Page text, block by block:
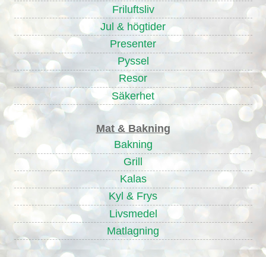
Friluftsliv
Jul & högtider
Presenter
Pyssel
Resor
Säkerhet
Mat & Bakning
Bakning
Grill
Kalas
Kyl & Frys
Livsmedel
Matlagning